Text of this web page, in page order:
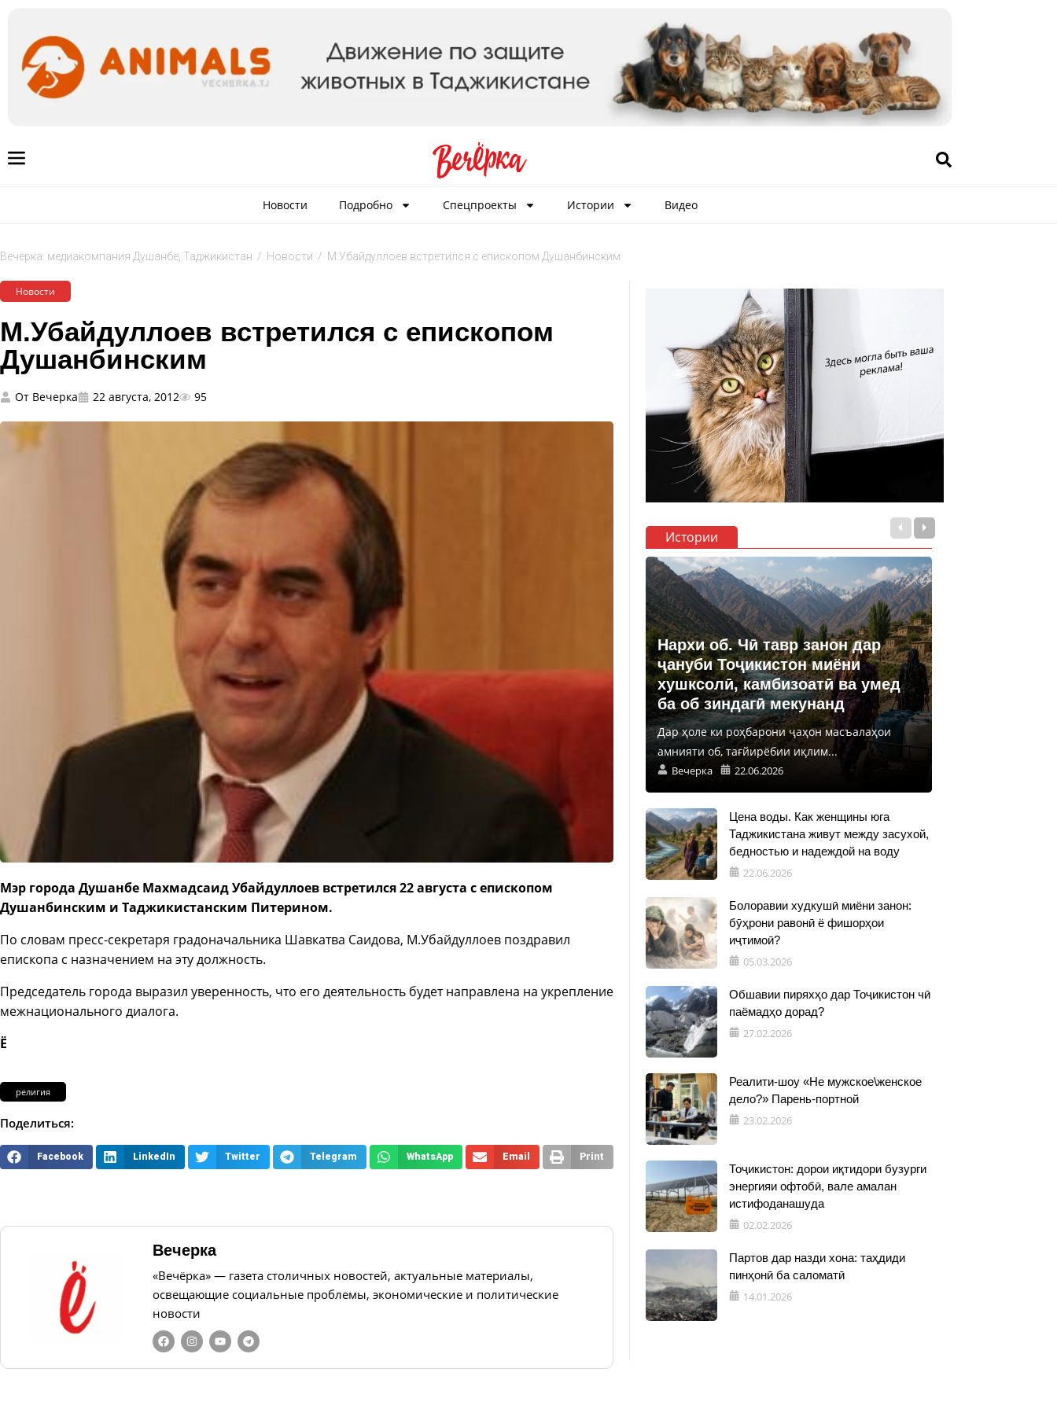
Новости Подробно Спецпроекты Истории Видео
Вечёрка: медиакомпания Душанбе, Таджикистан / Новости / М.Убайдуллоев встретился с епископом Душанбинским
Новости
М.Убайдуллоев встретился с епископом
Душанбинским
От Вечерка 22 августа, 2012 95
Мэр города Душанбе Махмадсаид Убайдуллоев встретился 22 августа с епископом
Душанбинским и Таджикистанским Питерином.
По словам пресс-секретаря градоначальника Шавкатва Саидова, М.Убайдуллоев поздравил
епископа с назначением на эту должность.
Председатель города выразил уверенность, что его деятельность будет направлена на укрепление
межнационального диалога.
Ё
религия
Поделиться:
Facebook LinkedIn Twitter Telegram WhatsApp Email Print
Вечерка
«Вечёрка» — газета столичных новостей, актуальные материалы,
освещающие социальные проблемы, экономические и политические
новости
Истории
Нархи об. Чӣ тавр занон дар
ҷануби Тоҷикистон миёни
хушксолӣ, камбизоатӣ ва умед
ба об зиндагӣ мекунанд
Дар ҳоле ки роҳбарони ҷаҳон масъалаҳои
амнияти об, тағйирёбии иқлим...
Вечерка 22.06.2026
Цена воды. Как женщины юга
Таджикистана живут между засухой,
бедностью и надеждой на воду
22.06.2026
Болоравии худкушӣ миёни занон:
бӯҳрони равонӣ ё фишорҳои
иҷтимоӣ?
05.03.2026
Обшавии пиряхҳо дар Тоҷикистон чӣ
паёмадҳо дорад?
27.02.2026
Реалити-шоу «Не мужское\женское
дело?» Парень-портной
23.02.2026
Тоҷикистон: дорои иқтидори бузурги
энергияи офтобӣ, вале амалан
истифоданашуда
02.02.2026
Партов дар назди хона: таҳдиди
пинҳонӣ ба саломатӣ
14.01.2026